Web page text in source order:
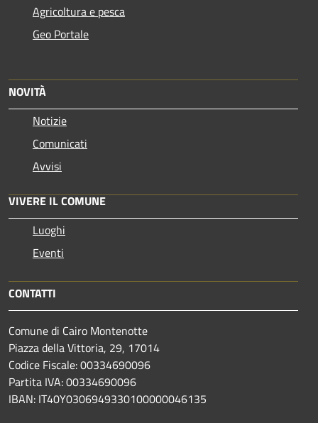
Agricoltura e pesca
Geo Portale
NOVITÀ
Notizie
Comunicati
Avvisi
VIVERE IL COMUNE
Luoghi
Eventi
CONTATTI
Comune di Cairo Montenotte
Piazza della Vittoria, 29, 17014
Codice Fiscale: 00334690096
Partita IVA: 00334690096
IBAN: IT40Y0306949330100000046135